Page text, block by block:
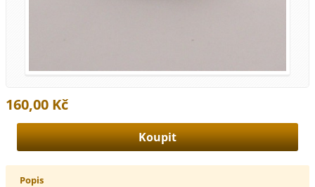
160,00 Kč
Popis